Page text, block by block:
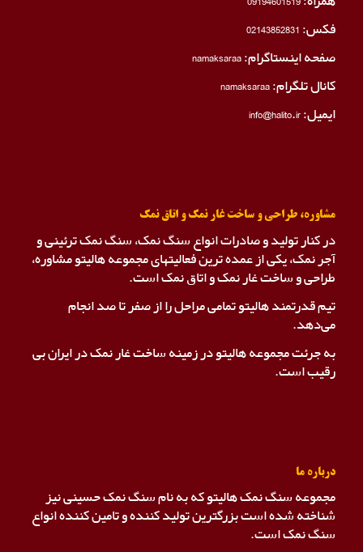
فکس:02143852831
صفحه اینستاگرام:namaksaraa
کانال تلگرام:namaksaraa
ایمیل: info@halito.ir
مشاوره، طراحی و ساخت غار نمک و اتاق نمک
در کنار تولید و صادرات انواع سنگ نمک، سنگ نمک ترئینی و
آجر نمک، یکی از عمده ترین فعالیتهای مجموعه هالیتو مشاوره،
طراحی و ساخت غار نمک و اتاق نمک است.
تیم قدرتمند هالیتو تمامی مراحل را از صفر تا صد انجام
می‌دهد.
به جرئت مجموعه هالیتو در زمینه ساخت غار نمک در ایران بی
رقیب است.
درباره ما
مجموعه سنگ نمک هالیتو که به نام سنگ نمک حسینی نیز
شناخته شده است بزرگترین تولید کننده و تامین کننده انواع
سنگ نمک است.